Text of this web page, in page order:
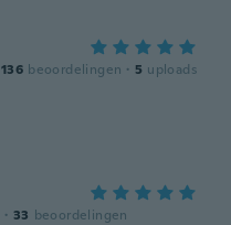
136 beoordelingen · 5 uploads
· 33 beoordelingen